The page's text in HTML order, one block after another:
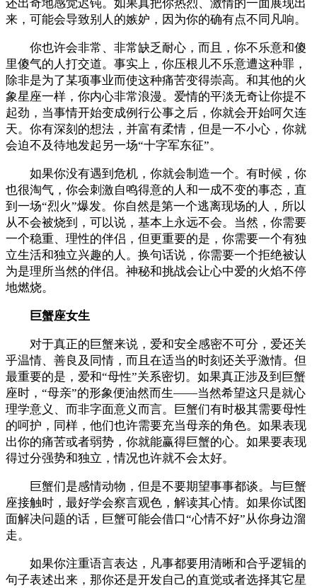
还出奇地感觉迟钝。如果真把你热烈、激情的一面展现出
来，可能会导致别人的嫉妒，因为你的确有点不同凡响。
你也许会非常、非常缺乏耐心，而且，你不乐意和傻
里傻气的人打交道。事实上，你压根儿不乐意遭这种罪，
除非是为了某项事业而使这种痛苦变得崇高。和其他的火
象星座一样，你内心非常浪漫。爱情的平淡无奇让你提不
起劲，当事情开始变成例行公事之后，你就会开始呵欠连
天。你有深刻的想法，并富有柔情，但是一不小心，你就
会迫不及待地发起另一场“十字军东征”。
如果你没有遇到危机，你就会制造一个。有时候，你
也很淘气，你会刺激自鸣得意的人和一成不变的事态，直
到一场“烈火”爆发。你自然是第一个逃离现场的人，所以
从不会被烧到，可以说，基本上永远不会。当然，你需要
一个稳重、理性的伴侣，但更重要的是，你需要一个有独
立生活和独立兴趣的人。换句话说，你需要一个拒绝被认
为是理所当然的伴侣。神秘和挑战会让心中爱的火焰不停
地燃烧。
巨蟹座女生
对于真正的巨蟹来说，爱和安全感密不可分，爱还关
乎温情、善良及同情，而且在适当的时刻还关乎激情。但
最重要的是，爱和“母性”关系密切。如果真正涉及到巨蟹
座时，“母亲”的形象便油然而生——当然希望这只是就心
理学意义、而非字面意义而言。巨蟹们有时极其需要母性
的呵护，同样，他们也许需要充当母亲的角色。如果表现
出你的痛苦或者弱势，你就能赢得巨蟹的心。如果要表现
得过分强势和独立，情况也许就不会太好。
巨蟹们是感情动物，但是不要期望事事都谈。与巨蟹
座接触时，最好学会察言观色，解读其心情。如果你试图
面解决问题的话，巨蟹可能会借口“心情不好”从你身边溜
走。
如果你注重语言表达，凡事都要用清晰和合乎逻辑的
句子表述出来，那你还是开发自己的直觉或者选择其它星